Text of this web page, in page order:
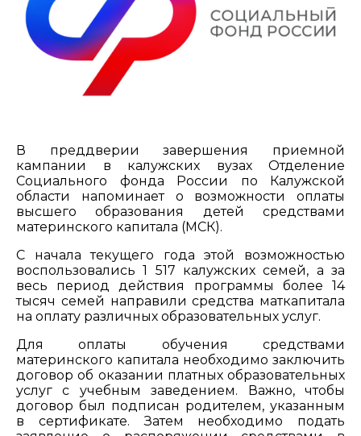
В преддверии завершения приемной
кампании в калужских вузах Отделение
Социального фонда России по Калужской
области напоминает о возможности оплаты
высшего образования детей средствами
материнского капитала (МСК).
С начала текущего года этой возможностью
воспользовались 1 517 калужских семей, а за
весь период действия программы более 14
тысяч семей направили средства маткапитала
на оплату различных образовательных услуг.
Для оплаты обучения средствами
материнского капитала необходимо заключить
договор об оказании платных образовательных
услуг с учебным заведением. Важно, чтобы
договор был подписан родителем, указанным
в сертификате. Затем необходимо подать